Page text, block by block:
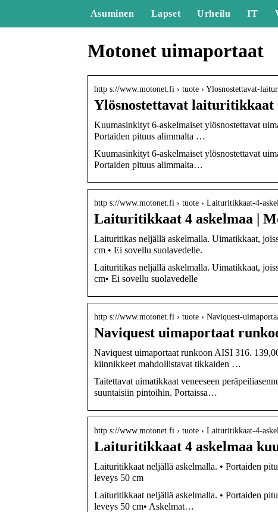
Asuminen Lapset Urheilu IT
Motonet uimaportaat
http s://www.motonet.fi › tuote › Ylosnostettavat-
Ylösnostettavat laituritikkaat
Kuumasinkityt 6-askelmaiset ylösnostettavat
Portaiden pituus alimmalta …
Kuumasinkityt 6-askelmaiset ylösnostettavat
Portaiden pituus alimmalta…
http s://www.motonet.fi › tuote › Laituritikkaat-4-
Laituritikkaat 4 askelmaa |
Laituritikas neljällä askelmalla. Uimatikkaat,
cm • Ei sovellu suolavedelle.
Laituritikas neljällä askelmalla. Uimatikkaat,
cm• Ei sovellu suolavedelle
http s://www.motonet.fi › tuote › Naviquest-
Naviquest uimaportaat
Naviquest uimaportaat runkoon AISI 316.
kiinnikkeet mahdollistavat tikkaiden …
Taitettavat uimatikkaat veneeseen
suuntaisiin pintoihin. Portaissa…
http s://www.motonet.fi › tuote › Laituritikkaat-4-
Laituritikkaat 4 askelmaa
Laituritikkaat neljällä askelmalla. • Portaiden
leveys 50 cm
Laituritikkaat neljällä askelmalla. • Portaiden
leveys 50 cm• Askelmat…